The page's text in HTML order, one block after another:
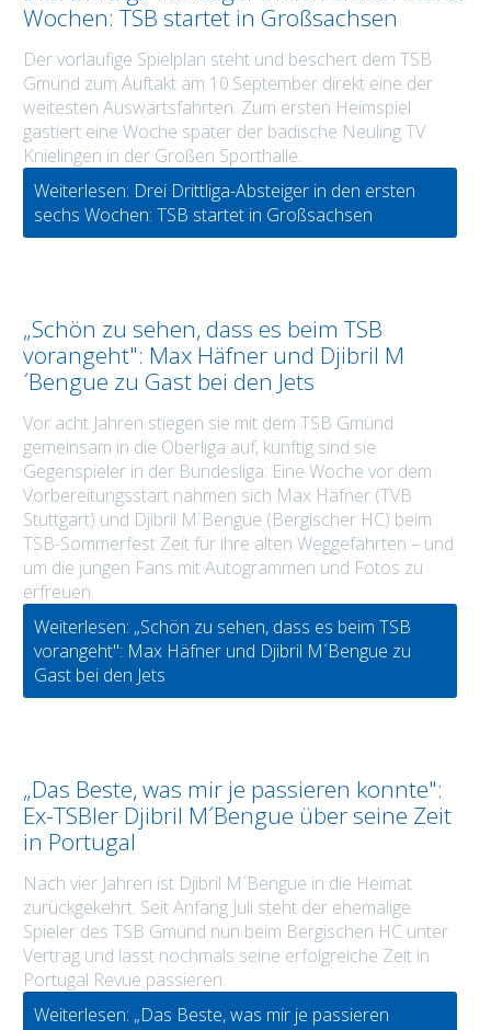
Wochen: TSB startet in Großsachsen
Der vorläufige Spielplan steht und beschert dem TSB
Gmünd zum Auftakt am 10.September direkt eine der
weitesten Auswärtsfahrten. Zum ersten Heimspiel
gastiert eine Woche später der badische Neuling TV
Knielingen in der Großen Sporthalle.
Weiterlesen: Drei Drittliga-Absteiger in den ersten
sechs Wochen: TSB startet in Großsachsen
„Schön zu sehen, dass es beim TSB
vorangeht": Max Häfner und Djibril M
´Bengue zu Gast bei den Jets
Vor acht Jahren stiegen sie mit dem TSB Gmünd
gemeinsam in die Oberliga auf, künftig sind sie
Gegenspieler in der Bundesliga: Eine Woche vor dem
Vorbereitungsstart nahmen sich Max Häfner (TVB
Stuttgart) und Djibril M´Bengue (Bergischer HC) beim
TSB-Sommerfest Zeit für ihre alten Weggefährten – und
um die jungen Fans mit Autogrammen und Fotos zu
erfreuen.
Weiterlesen: „Schön zu sehen, dass es beim TSB
vorangeht": Max Häfner und Djibril M´Bengue zu
Gast bei den Jets
„Das Beste, was mir je passieren konnte":
Ex-TSBler Djibril M´Bengue über seine Zeit
in Portugal
Nach vier Jahren ist Djibril M´Bengue in die Heimat
zurückgekehrt. Seit Anfang Juli steht der ehemalige
Spieler des TSB Gmünd nun beim Bergischen HC unter
Vertrag und lässt nochmals seine erfolgreiche Zeit in
Portugal Revue passieren.
Weiterlesen: „Das Beste, was mir je passieren